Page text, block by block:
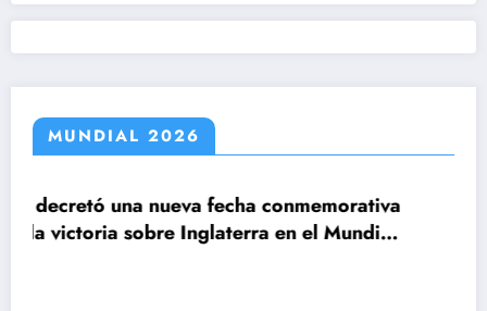
MUNDIAL 2026
conmemorativa
en el Mundial